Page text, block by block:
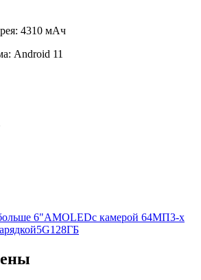
4310 мАч
Android 11
6"AMOLEDс камерой 64МП3-х
5G128ГБ